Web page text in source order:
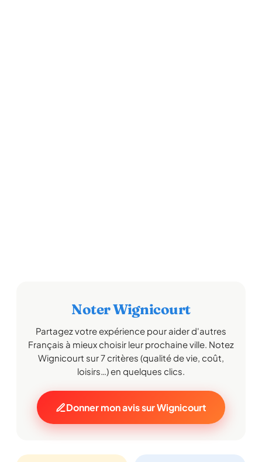
Noter Wignicourt
Partagez votre expérience pour aider d'autres
Français à mieux choisir leur prochaine ville. Notez
Wignicourt sur 7 critères (qualité de vie, coût,
loisirs…) en quelques clics.
Donner mon avis sur Wignicourt